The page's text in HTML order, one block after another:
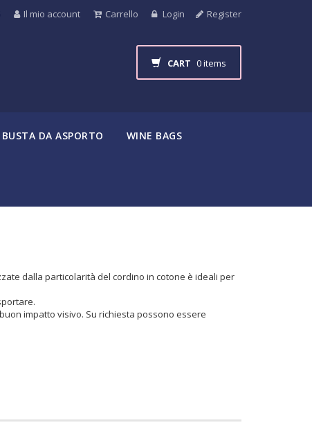
Il mio account Carrello Login Register
CART 0 items
BUSTA DA ASPORTO WINE BAGS
dalla particolarità del cordino in cotone è ideali per
impatto visivo. Su richiesta possono essere